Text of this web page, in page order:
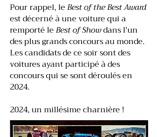
Pour rappel, leBest of the Best Award
est décerné à une voiture qui a
remporté leBest of Showdans l'un
des plus grands concours au monde.
Les candidats de ce soir sont des
voitures ayant participé à des
concours qui se sont déroulés en
2024.
2024, un millésime charnière !